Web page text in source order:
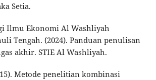
Setia.
Ilmu Ekonomi Al Washliyah
Tengah. (2024). Panduan penulisan
akhir. STIE Al Washliyah.
Metode penelitian kombinasi